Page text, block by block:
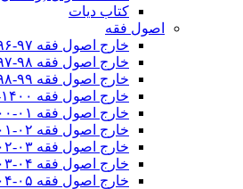
کتاب دیات
اصول فقه
خارج اصول فقه ۹۷-۱۳۹۶
خارج اصول فقه ۹۸-۱۳۹۷
خارج اصول فقه ۹۹-۱۳۹۸
خارج اصول فقه ۱۴۰۰-۱۳۹۹
خارج اصول فقه ۰۱-۱۴۰۰
خارج اصول فقه ۰۲-۱۴۰۱
خارج اصول فقه ۰۳-۱۴۰۲
خارج اصول فقه ۰۴-۱۴۰۳
خارج اصول فقه ۰۵-۱۴۰۴